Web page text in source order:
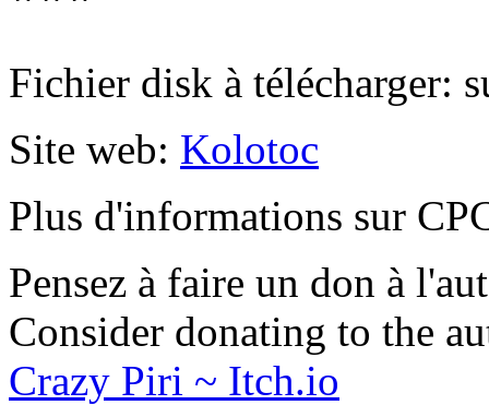
Fichier disk à télécharger:
Site web: Kolotoc
Plus d'informations sur
Pensez à faire un don à
Consider donating to the
Crazy Piri ~ Itch.io